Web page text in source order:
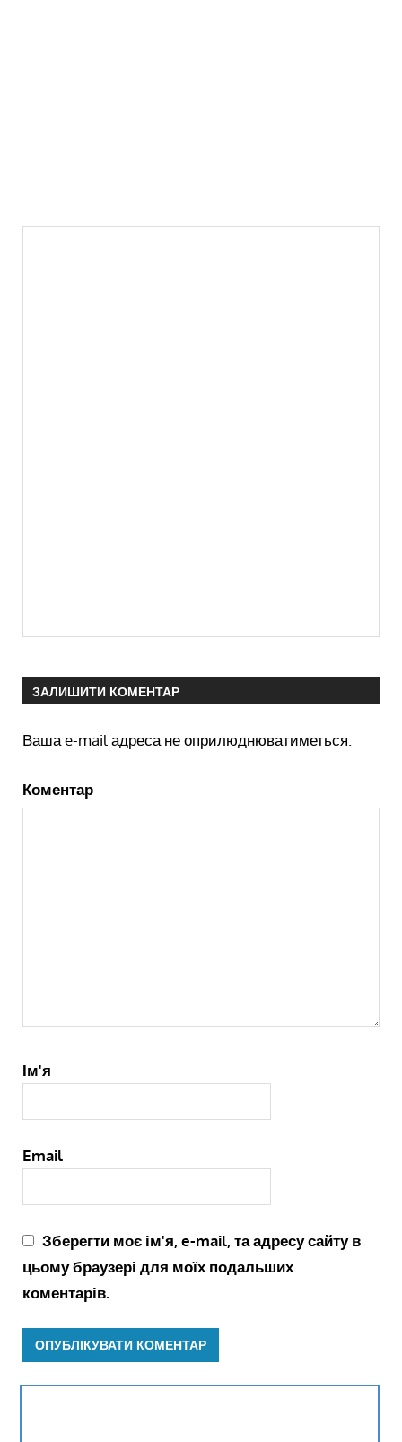
ЗАЛИШИТИ КОМЕНТАР
Ваша e-mail адреса не оприлюднюватиметься.
Коментар
Ім'я
Email
Зберегти моє ім'я, e-mail, та адресу сайту в
цьому браузері для моїх подальших
коментарів.